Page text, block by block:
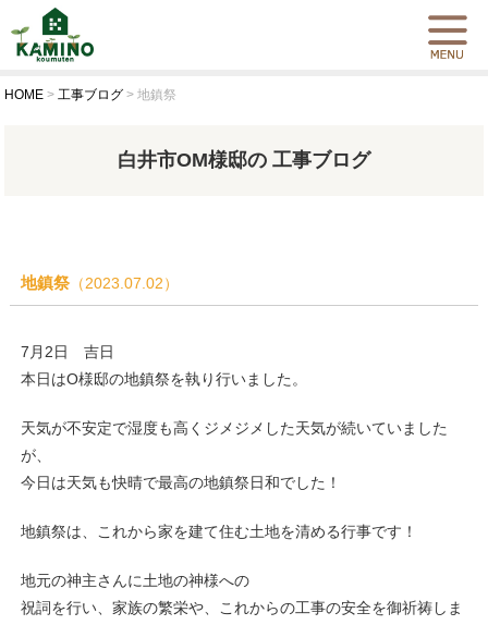
HOME >工事ブログ >地鎮祭
白井市OM様邸の 工事ブログ
地鎮祭（2023.07.02）
7月2日 吉日
本日はO様邸の地鎮祭を執り行いました。
天気が不安定で湿度も高くジメジメした天気が続いていました
が、
今日は天気も快晴で最高の地鎮祭日和でした！
地鎮祭は、これから家を建て住む土地を清める行事です！
地元の神主さんに土地の神様への
祝詞を行い、家族の繁栄や、これからの工事の安全を御祈祷しま